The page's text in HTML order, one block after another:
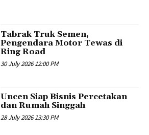
Tabrak Truk Semen,
Pengendara Motor Tewas di
Ring Road
30 July 2026 12:00 PM
Uncen Siap Bisnis Percetakan
dan Rumah Singgah
28 July 2026 13:30 PM